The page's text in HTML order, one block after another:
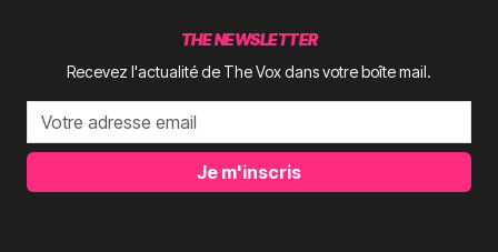
THE NEWSLETTER
Recevez l'actualité de The Vox dans votre boîte mail.
Je m'inscris